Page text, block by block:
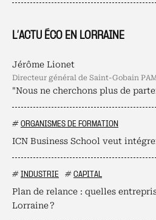
L’ACTU ÉCO EN LORRAINE
Jérôme Lionet
directeur général de Saint-Gobain
"Nous ne cherchons plus de
# ORGANISMES DE FORMATION
ICN Business School veut
# INDUSTRIE # CAPITAL
Plan de relance : quelles
Lorraine ?